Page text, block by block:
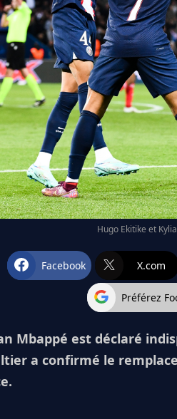
Hugo Ekitike et
Facebook X.com
Préférez
Mbappé est déclaré
a confirmé le